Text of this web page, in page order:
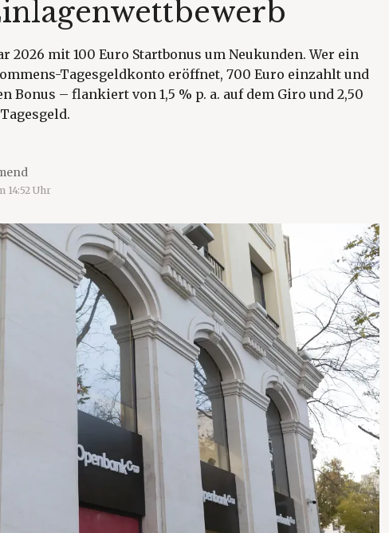
2026 mit 100 Euro Startbonus um Neukunden. Wer ein
Tagesgeldkonto eröffnet, 700 Euro einzahlt und
Bonus – flankiert von 1,5 % p. a. auf dem Giro und 2,50
14:52 Uhr